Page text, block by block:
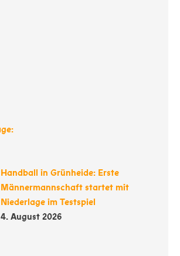
Handball in Grünheide: Erste
Männermannschaft startet mit
Niederlage im Testspiel
4. August 2026